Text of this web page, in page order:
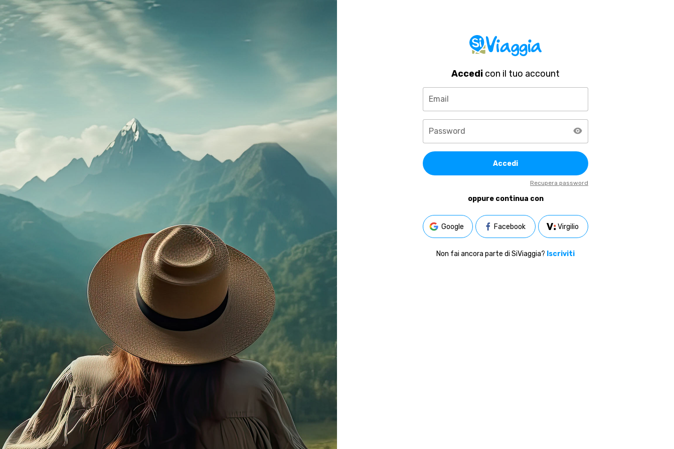
Accedi con il tuo account
Email
Password
Accedi
Recupera password
oppure continua con
Google Facebook Virgilio
Non fai ancora parte di SiViaggia? Iscriviti